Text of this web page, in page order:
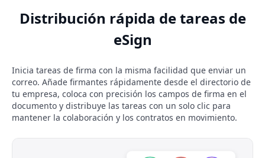
Distribución rápida de tareas de
eSign
Inicia tareas de firma con la misma facilidad que enviar un
correo. Añade firmantes rápidamente desde el directorio de
tu empresa, coloca con precisión los campos de firma en el
documento y distribuye las tareas con un solo clic para
mantener la colaboración y los contratos en movimiento.